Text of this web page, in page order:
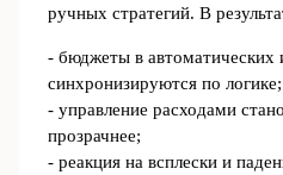
ручных стратегий. В
- бюджеты в автоматических
синхронизируются по логике;
- управление расходами
прозрачнее;
- реакция на всплески и